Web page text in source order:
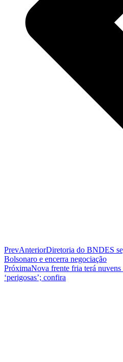
PrevAnteriorDiretoria do BNDES
Bolsonaro e encerra negociação
PróximaNova frente fria terá nuvens
‘perigosas’; confira